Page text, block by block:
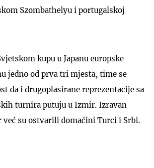
Szombathelyu i portugalskoj
kupu u Japanu europske
jedno od prva tri mjesta, time se
da i drugoplasirane reprezentacije sa
turnira putuju u Izmir. Izravan
već su ostvarili domaćini Turci i Srbi.